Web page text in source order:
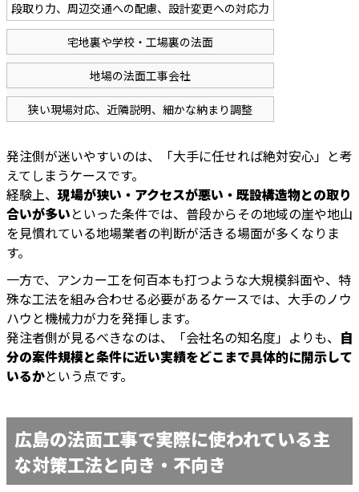
段取り力、周辺交通への配慮、設計変更への対応力
宅地裏や学校・工場裏の法面
地場の法面工事会社
狭い現場対応、近隣説明、細かな納まり調整
発注側が迷いやすいのは、「大手に任せれば絶対安心」と考
えてしまうケースです。
経験上、現場が狭い・アクセスが悪い・既設構造物との取り
合いが多いといった条件では、普段からその地域の崖や地山
を見慣れている地場業者の判断が活きる場面が多くなりま
す。
一方で、アンカー工を何百本も打つような大規模斜面や、特
殊な工法を組み合わせる必要があるケースでは、大手のノウ
ハウと機械力が力を発揮します。
発注者側が見るべきなのは、「会社名の知名度」よりも、 自
分の案件規模と条件に近い実績をどこまで具体的に開示して
いるかという点です。
広島の法面工事で実際に使われている主
な対策工法と向き・不向き